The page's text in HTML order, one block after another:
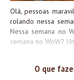
Olá, pessoas
rolando nessa
Nessa semana no
semana no WoW?
O que